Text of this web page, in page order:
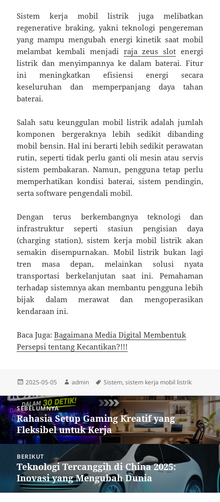
Sistem kerja mobil listrik juga melibatkan
regenerative braking, yakni teknologi pengereman
yang mampu mengubah energi kinetik saat mobil
melambat kembali menjadi raja zeus slotenergi
listrik dan menyimpannya ke dalam baterai. Fitur
ini meningkatkan efisiensi energi secara
keseluruhan dan memperpanjang daya tahan
baterai.
Salah satu keunggulan mobil listrik adalah jumlah
komponen bergeraknya lebih sedikit dibanding
mobil bensin. Hal ini berarti lebih sedikit perawatan
rutin, seperti tidak perlu ganti oli mesin atau servis
sistem pembakaran. Namun, pengguna tetap perlu
memperhatikan kondisi baterai, sistem pendingin,
serta software pengendali mobil.
Dengan terus berkembangnya teknologi dan
infrastruktur seperti stasiun pengisian daya
(charging station), sistem kerja mobil listrik akan
semakin disempurnakan. Mobil listrik bukan lagi
tren masa depan, melainkan solusi nyata
transportasi berkelanjutan saat ini. Pemahaman
terhadap sistemnya akan membantu pengguna lebih
bijak dalam merawat dan mengoperasikan
kendaraan ini.
Baca Juga:Bagaimana Media Digital Membentuk
Persepsi tentang Kecantikan?!!!
Diposkan
2025-05-05 Penulis
admin Tag
Sistem,sistem kerja mobil listrik
Navigasi
pos SEBELUMNYA
Pos
sebelumnya:
Rahasia Setup Gaming Kreatif yang
Fleksibel untuk Kerja
BERIKUT
Pos
berikutnya:
Teknologi Tercanggih di China 2025:
Inovasi yang Mengubah Dunia